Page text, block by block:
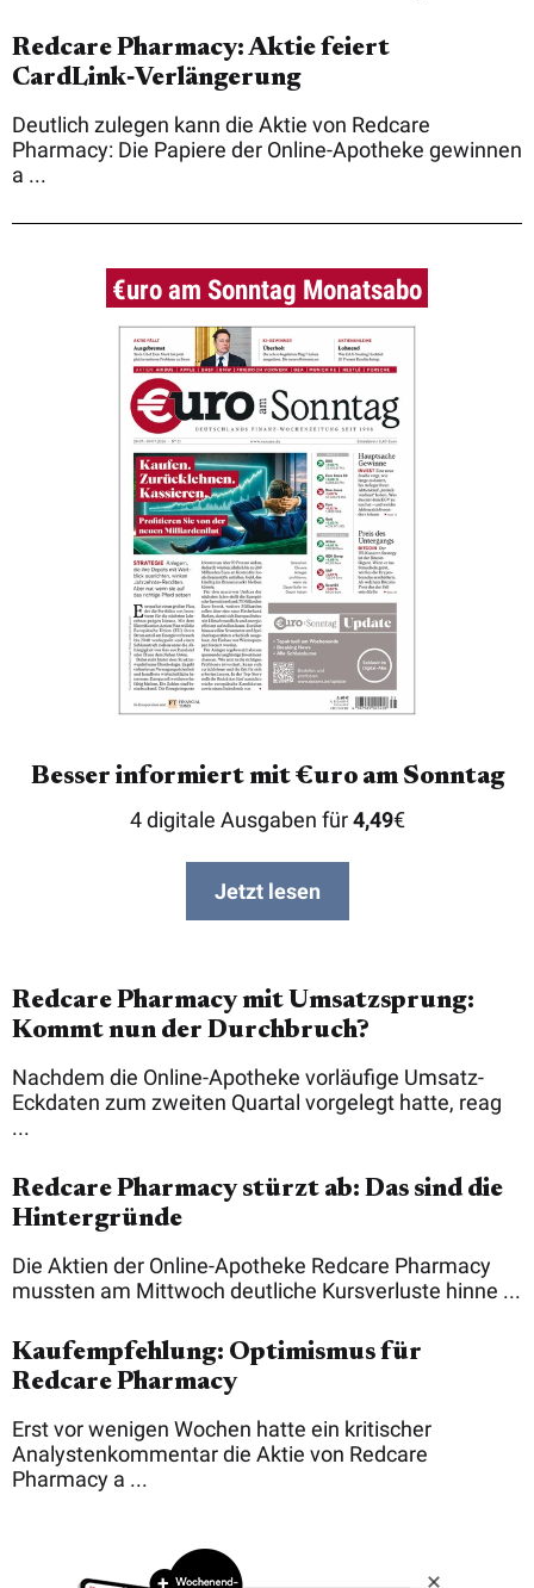
Redcare Pharmacy: Aktie feiert
CardLink‑Verlängerung
Deutlich zulegen kann die Aktie von Redcare
Pharmacy: Die Papiere der Online-Apotheke gewinnen
a ...
€uro am Sonntag Monatsabo
Besser informiert mit €uro am Sonntag
4 digitale Ausgaben für4,49€
Jetzt lesen
Redcare Pharmacy mit Umsatzsprung:
Kommt nun der Durchbruch?
Nachdem die Online-Apotheke vorläufige Umsatz-
Eckdaten zum zweiten Quartal vorgelegt hatte, reag
...
Redcare Pharmacy stürzt ab: Das sind die
Hintergründe
Die Aktien der Online-Apotheke Redcare Pharmacy
mussten am Mittwoch deutliche Kursverluste hinne ...
Kaufempfehlung: Optimismus für
Redcare Pharmacy
Erst vor wenigen Wochen hatte ein kritischer
Analystenkommentar die Aktie von Redcare
Pharmacy a ...